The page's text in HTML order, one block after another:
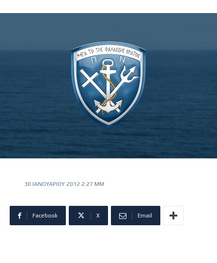
30 ΙΑΝΟΥΑΡΊΟΥ 2012 2:27 ΜΜ
Facebook X Email